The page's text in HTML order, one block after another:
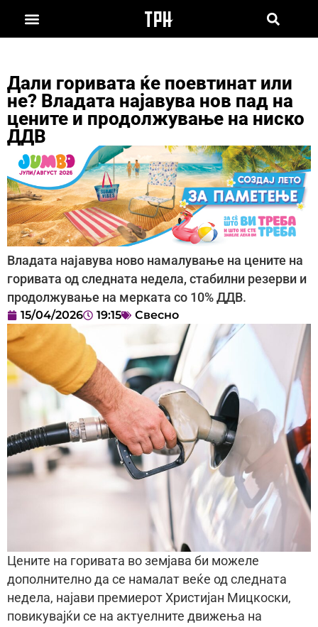
Дали горивата ќе поевтинат или
не? Владата најавува нов пад на
цените и продолжување на ниско
ДДВ
Владата најавува ново намалување на цените на
горивата од следната недела, стабилни резерви и
продолжување на мерката со 10% ДДВ.
15/04/2026 19:15 Свесно
Цените на горивата во земјава би можеле
дополнително да се намалат веќе од следната
недела, најави премиерот Христијан Мицкоски,
повикувајќи се на актуелните движења на